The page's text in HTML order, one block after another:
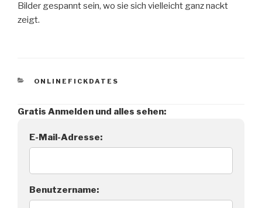
Bilder gespannt sein, wo sie sich vielleicht ganz nackt
zeigt.
KATEGORIEN
ONLINEFICKDATES
Gratis Anmelden und alles sehen:
E-Mail-Adresse:
Benutzername: